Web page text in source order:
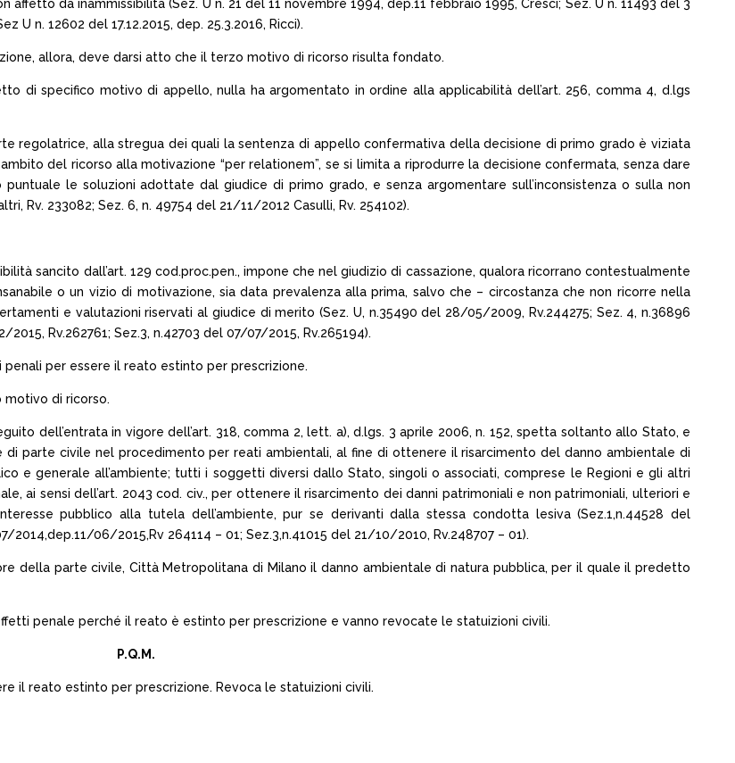
da inammissibilità (Sez. U n. 21 del 11 novembre 1994, dep.11 febbraio 1995, Cresci; Sez. U n. 11493 del 3
U n. 12602 del 17.12.2015, dep. 25.3.2016, Ricci).
allora, deve darsi atto che il terzo motivo di ricorso risulta fondato.
di specifico motivo di appello, nulla ha argomentato in ordine alla applicabilità dell’art. 256, comma 4, d.lgs
regolatrice, alla stregua dei quali la sentenza di appello confermativa della decisione di primo grado è viziata
del ricorso alla motivazione “per relationem”, se si limita a riprodurre la decisione confermata, senza dare
le soluzioni adottate dal giudice di primo grado, e senza argomentare sull’inconsistenza o sulla non
Rv. 233082; Sez. 6, n. 49754 del 21/11/2012 Casulli, Rv. 254102).
sancito dall’art. 129 cod.proc.pen., impone che nel giudizio di cassazione, qualora ricorrano contestualmente
o un vizio di motivazione, sia data prevalenza alla prima, salvo che – circostanza che non ricorre nella
e valutazioni riservati al giudice di merito (Sez. U, n.35490 del 28/05/2009, Rv.244275; Sez. 4, n.36896
Rv.262761; Sez.3, n.42703 del 07/07/2015, Rv.265194).
per essere il reato estinto per prescrizione.
motivo di ricorso.
dell’entrata in vigore dell’art. 318, comma 2, lett. a), d.lgs. 3 aprile 2006, n. 152, spetta soltanto allo Stato, e
parte civile nel procedimento per reati ambientali, al fine di ottenere il risarcimento del danno ambientale di
e generale all’ambiente; tutti i soggetti diversi dallo Stato, singoli o associati, comprese le Regioni e gli altri
ai sensi dell’art. 2043 cod. civ., per ottenere il risarcimento dei danni patrimoniali e non patrimoniali, ulteriori e
pubblico alla tutela dell’ambiente, pur se derivanti dalla stessa condotta lesiva (Sez.1,n.44528 del
06/2015,Rv 264114 – 01; Sez.3,n.41015 del 21/10/2010, Rv.248707 – 01).
della parte civile, Città Metropolitana di Milano il danno ambientale di natura pubblica, per il quale il predetto
penale perché il reato è estinto per prescrizione e vanno revocate le statuizioni civili.
P.Q.M.
il reato estinto per prescrizione. Revoca le statuizioni civili.